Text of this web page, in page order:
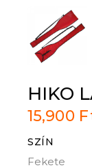
HIKO
15,900
SZÍN